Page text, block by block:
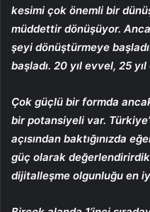
kesimi çok önemli bir
müddettir dönüşüyor.
şeyi dönüştürmeye
başladı. 20 yıl evvel, 25
Çok güçlü bir formda
bir potansiyeli var.
açısından baktığınızda
güç olarak
dijitalleşme olgunluğu en